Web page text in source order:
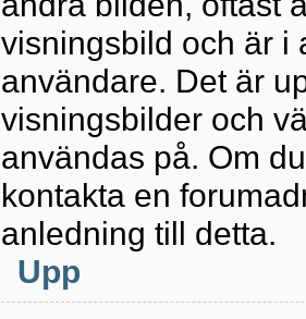
visningsbild och är i
användare. Det är
visningsbilder och
användas på. Om
kontakta en
anledning till detta.
Upp